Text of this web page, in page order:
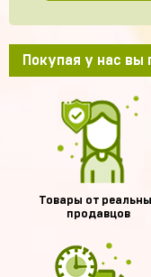
Покупая у нас вы
Товары от
продавцов